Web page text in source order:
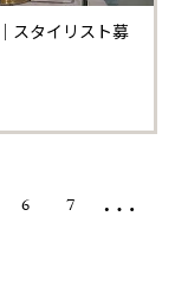
スタイリスト募
6 7 …